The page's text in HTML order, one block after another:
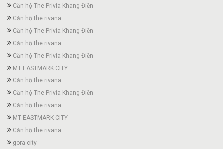
Căn hộ The Privia Khang Điền
Căn hộ the rivana
Căn hộ The Privia Khang Điền
Căn hộ the rivana
Căn hộ The Privia Khang Điền
MT EASTMARK CITY
Căn hộ the rivana
Căn hộ The Privia Khang Điền
Căn hộ the rivana
MT EASTMARK CITY
Căn hộ the rivana
gora city